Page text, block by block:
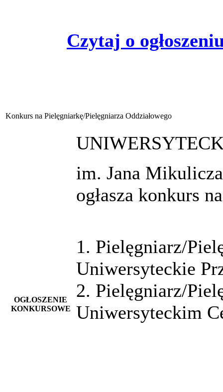
Czytaj o
Konkurs na Pielęgniarkę/Pielęgniarza Oddziałowego
OGŁOSZENIE
KONKURSOWE
im. Jana
ogłasza konkurs
1. Pielęgniarz/
Uniwersyteckie
2. Pielęgniarz/
Uniwersyteckim